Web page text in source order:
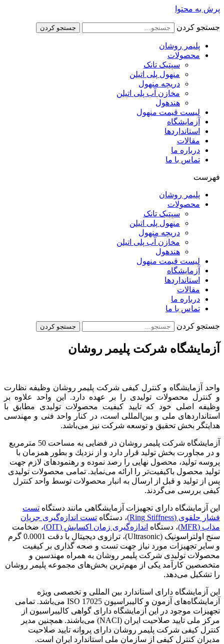
پرش به محتوا
جستجو کردن جستجو کردن
پلیمر روشان
محصولات
سپتیک تانک
منهول پلی اتیلن
دریچه منهول
مخازن آب پلی اتیلن
هندهول
لیست قیمت منهول
آزمایشگاه
استانداردها
مقالات
درباره ما
تماس با ما
فهرست
پلیمر روشان
محصولات
سپتیک تانک
منهول پلی اتیلن
دریچه منهول
مخازن آب پلی اتیلن
هندهول
لیست قیمت منهول
آزمایشگاه
استانداردها
مقالات
درباره ما
تماس با ما
جستجو کردن جستجو کردن
آزمایشگاه شرکت پلیمر روشان
واحد آزمایشگاه و كنترل كیفی شرکت پلیمر روشان وظیفه نظارت
و كنترل محصولات تولیدی را بر عهده دارد. این واحد علاوه بر
وظیفه اصلی خود که تایید کیفیت محصولات تولیدی مطابق با
استانداردهای ملی و بین‌المللی است، در کنار واحد فنی و مهندسی
هدایتگر بخش تحقیق و توسعه شركت نیز می‌باشد.
آزمایشگاه شرکت پلیمر روشان در فضایی به مساحت 50 مترمربع
و در مجاورت بخش تولید قرار دارد و از نزدیك و بطور همزمان با
پروسه تولید، محصول نهایی را رصد نموده و رهنمودهای لازم جهت
تولید محصول باكیفیت‌تر را ارائه می‌نماید. تمامی محصولات تولیدی
پس از تولید و قبل از ارسال به انبار محصولات توسط واحد کنترل
کیفی بررسی می‌گردند.
این آزمایشگاه دارای تجهیزات آزمایشگاهی مانند دستگاه تست
فشار حلقوی (Ring Stiffness)
، دستگاه تست اندازه‌گیری جریان
مذاب (MFR)
، دستگاه اندازه‌گیری زمان اكسایش (OIT)
، ضخامت
سنج اولتراسونیک (Ultrasonic)، ترازوی دیجیتال با دقت 0.0001 گرم
و سایر تجهیزات مورد نیاز جهت تست و صحه گذاری بر کیفیت
محصولات تولیدی شرکت پلیمر روشان به همراه مهندسین و
متخصصین كارآمد یكی از مهم‌ترین بخش‌های مجموعه پلیمر روشان
را تشكیل می‌دهد.
این آزمایشگاه دارای استاندارد بین المللی و تخصصی ویژه
آزمایشگاه‌های آزمون و کالیبراسیون ISO 17025 می‌باشد. تمامی
تجهیزات موجود در این آزمایشگاه دارای گواهی کالیبراسیون از
مرکز ملی تایید صلاحیت ایران (NACI) می‌باشند. همچنین مدیر
کنترل کیفی شرکت پلیمر روشان دارای پروانه تایید صلاحیت
مدیران کنترل کیفی از سازمان ملی استاندارد ایران است.